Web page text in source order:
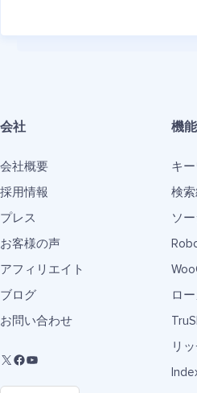
会社
会社概要
採用情報
プレス
お客様の声
アフィリエイト
ブログ
お問い合わせ
機能
キ
検
ソ
ロ
リ